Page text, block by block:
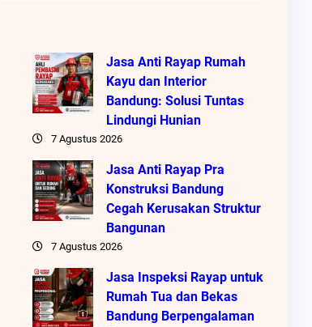
Jasa Anti Rayap Rumah
Kayu dan Interior
Bandung: Solusi Tuntas
Lindungi Hunian
7 Agustus 2026
Jasa Anti Rayap Pra
Konstruksi Bandung
Cegah Kerusakan Struktur
Bangunan
7 Agustus 2026
Jasa Inspeksi Rayap untuk
Rumah Tua dan Bekas
Bandung Berpengalaman